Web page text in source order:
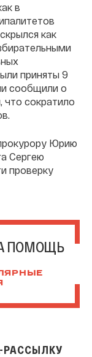
в
как
приняты 9
сообщили о
что сократило
Юрию
Сергею
проверку
ПОМОЩЬ
РАССЫЛКУ